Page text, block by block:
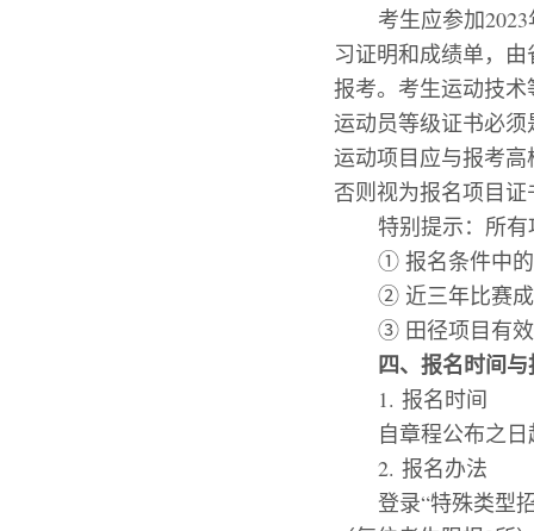
考生应参加2023
习证明和成绩单，
报考。考生运动技
运动员等级证书必
运动项目应与报考
否则视为报名项目证
特别提示：所
① 报名条件中
② 近三年比赛
③ 田径项目有
四、报名时间
1. 报名时间
自章程公布之
2. 报名办法
登录“特殊类型